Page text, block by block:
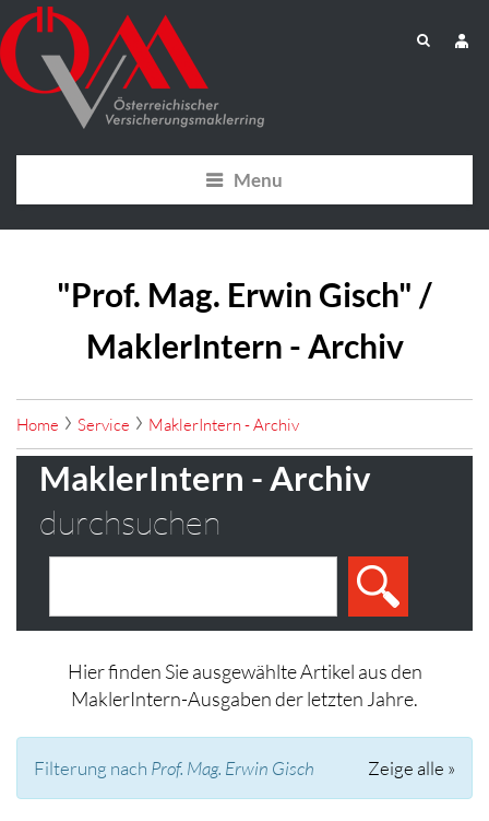
Menu
"Prof. Mag. Erwin Gisch" /
MaklerIntern - Archiv
Home Service MaklerIntern - Archiv
MaklerIntern - Archiv
durchsuchen
Hier finden Sie ausgewählte Artikel aus den
MaklerIntern-Ausgaben der letzten Jahre.
Filterung nach Prof. Mag. Erwin Gisch Zeige alle »